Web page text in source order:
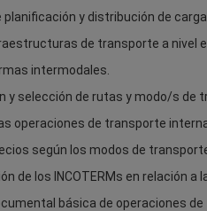
planificación y distribución de
de transporte a nivel
intermodales.
y selección de rutas y modo/s de
operaciones de transporte
según los modos de
de los INCOTERMs en relación
básica de operaciones